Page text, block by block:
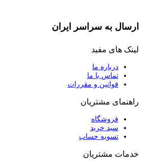
ارسال به سراسر ایران
لینک های مفید
درباره ما
تماس با ما
قوانین و مقررات
راهنمای مشتریان
فروشگاه
سبد خرید
تسویه حساب
خدمات مشتریان